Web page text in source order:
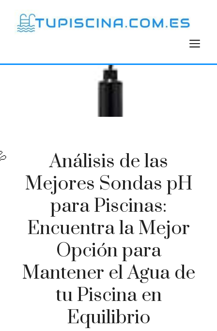
contenido
Análisis de las
Mejores Sondas pH
para Piscinas:
Encuentra la Mejor
Opción para
Mantener el Agua de
tu Piscina en
Equilibrio